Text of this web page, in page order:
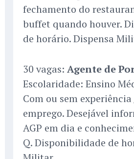
fechamento do
buffet quando houver.
de horário. Dispensa
30 vagas: Agente de
Escolaridade: Ensino
Com ou sem
emprego. Desejável
AGP em dia e
Q. Disponibilidade de